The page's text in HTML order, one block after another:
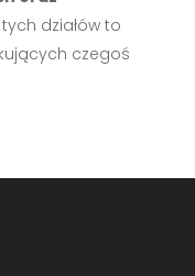
działów to
czegoś